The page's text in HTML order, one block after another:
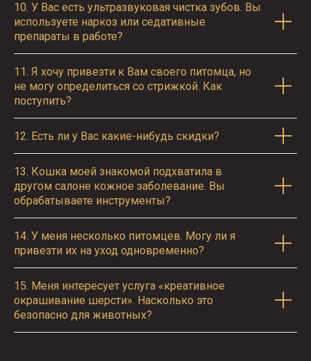
10. У Вас есть ультразвуковая чистка зубов. Вы
используете наркоз или седативные
препараты в работе?
11. Я хочу привезти к Вам своего питомца, но
не могу определиться со стрижкой. Как
поступить?
12. Есть ли у Вас какие-нибудь скидки?
13. Кошка моей знакомой подхватила в
другом салоне кожное заболевание. Вы
обрабатываете инструменты?
14. У меня несколько питомцев. Могу ли я
привезти их на уход одновременно?
15. Меня интересует услуга «креативное
окрашивание шерсти». Насколько это
безопасно для животных?